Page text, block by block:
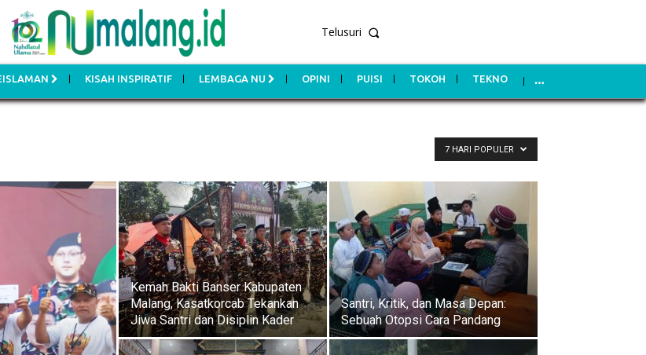
Telusuri
KISAH INSPIRATIF LEMBAGA NU OPINI PUISI TOKOH TEKNO
7 HARI POPULER
Kemah Bakti Banser Kabupaten
Malang, Kasatkorcab Tekankan
Jiwa Santri dan Disiplin Kader
Santri, Kritik, dan Masa Depan:
Sebuah Otopsi Cara Pandang